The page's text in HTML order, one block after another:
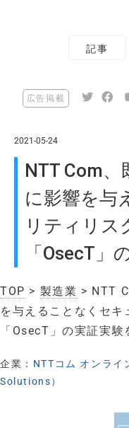
記事
広告掲載
2021-05-24
NTT Com
に影響を与
リティリス
「OsecT」
TOP > 製造業 > NTT
を与えることなくセキ
「OsecT」の実証実験
企業： NTTコム オンラ
Solutions）